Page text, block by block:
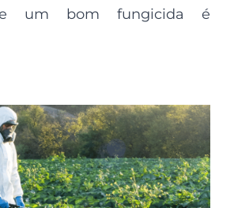
um bom fungicida é